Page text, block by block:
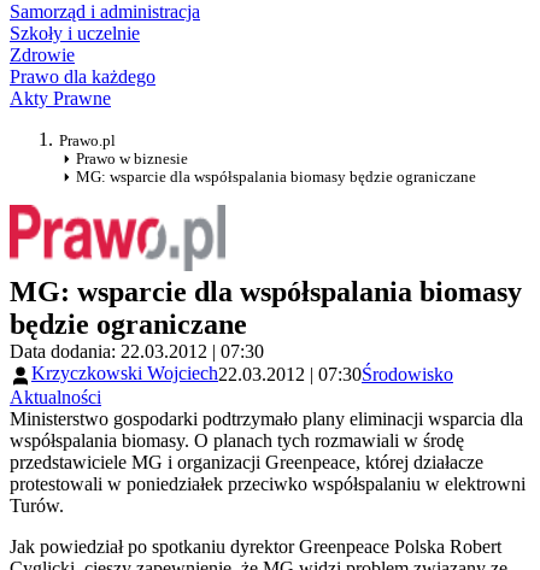
Samorząd i administracja
Szkoły i uczelnie
Zdrowie
Prawo dla każdego
Akty Prawne
Prawo.pl
Prawo w biznesie
MG: wsparcie dla współspalania biomasy będzie ograniczane
MG: wsparcie dla współspalania biomasy
będzie ograniczane
Data dodania: 22.03.2012 | 07:30
Krzyczkowski Wojciech22.03.2012 | 07:30Środowisko
Aktualności
Ministerstwo gospodarki podtrzymało plany eliminacji wsparcia dla
współspalania biomasy. O planach tych rozmawiali w środę
przedstawiciele MG i organizacji Greenpeace, której działacze
protestowali w poniedziałek przeciwko współspalaniu w elektrowni
Turów.
Jak powiedział po spotkaniu dyrektor Greenpeace Polska Robert